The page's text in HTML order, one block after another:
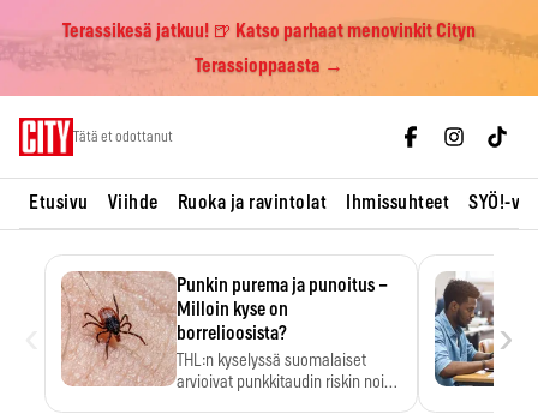
Terassikesä jatkuu! 🍺 Katso parhaat menovinkit Cityn
Terassioppaasta →
Tätä et odottanut
Etusivu Viihde Ruoka ja ravintolat Ihmissuhteet SYÖ!-
Punkin purema ja punoitus –
Milloin kyse on
borrelioosista?
THL:n kyselyssä suomalaiset
arvioivat punkkitaudin riskin noin
›